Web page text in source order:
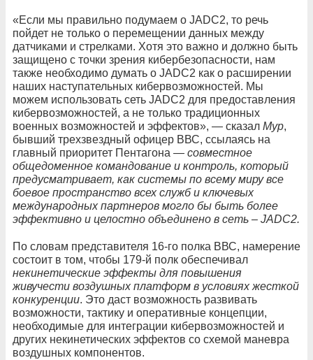
«Если мы правильно подумаем о JADC2, то речь
пойдет не только о перемещении данных между
датчиками и стрелками. Хотя это важно и должно быть
защищено с точки зрения кибербезопасности, нам
также необходимо думать о JADC2 как о расширении
наших наступательных кибервозможностей. Мы
можем использовать сеть JADC2 для предоставления
кибервозможностей, а не только традиционных
военных возможностей и эффектов», — сказал Мур,
бывший трехзвездный офицер ВВС, ссылаясь на
главный приоритет Пентагона — совместное
общедоменное командование и контроль, который
предусматривает, как системы по всему миру все
боевое пространство всех служб и ключевых
международных партнеров могло бы быть более
эффективно и целостно объединено в сеть – JADC2.
По словам представителя 16-го полка ВВС, намерение
состоит в том, чтобы 179-й полк обеспечивал
некинетические эффекты для повышения
живучести воздушных платформ в условиях жесткой
конкуренции. Это даст возможность развивать
возможности, тактику и оперативные концепции,
необходимые для интеграции кибервозможностей и
других некинетических эффектов со схемой маневра
воздушных компонентов.